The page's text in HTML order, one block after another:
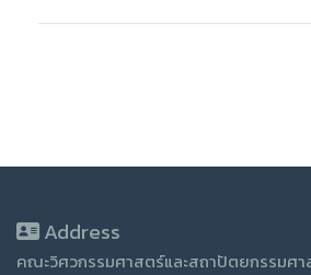
Address
คณะวิศวกรรมศาสตร์และสถาปัตยกรรมศ